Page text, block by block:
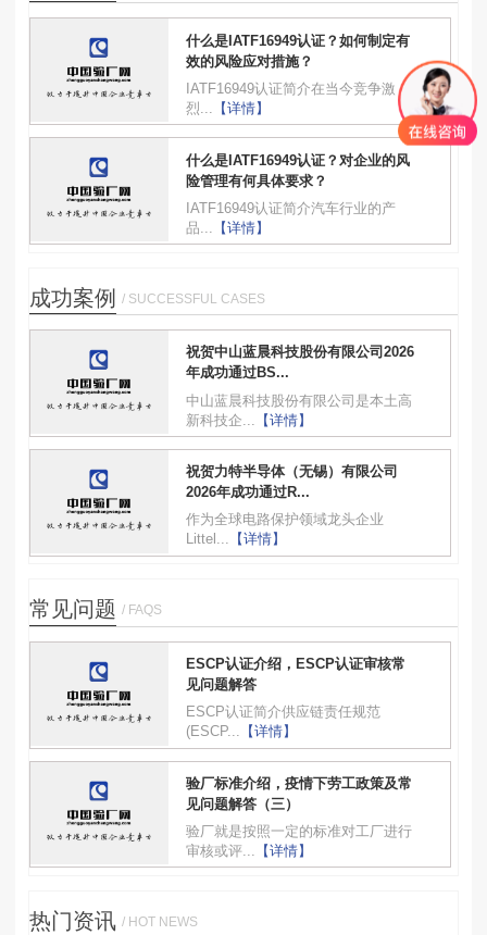
什么是IATF16949认证？如何制定有
效的风险应对措施？
IATF16949认证简介在当今竞争激
烈...
【详情】
什么是IATF16949认证？对企业的风
险管理有何具体要求？
IATF16949认证简介汽车行业的产
品...
【详情】
成功案例 / SUCCESSFUL CASES
祝贺中山蓝晨科技股份有限公司2026
年成功通过BS...
中山蓝晨科技股份有限公司是本土高
新科技企...
【详情】
祝贺力特半导体（无锡）有限公司
2026年成功通过R...
作为全球电路保护领域龙头企业
Littel... 【详情】
常见问题 / FAQS
ESCP认证介绍，ESCP认证审核常
见问题解答
ESCP认证简介供应链责任规范
(ESCP... 【详情】
验厂标准介绍，疫情下劳工政策及常
见问题解答（三）
验厂就是按照一定的标准对工厂进行
审核或评... 【详情】
热门资讯 / HOT NEWS